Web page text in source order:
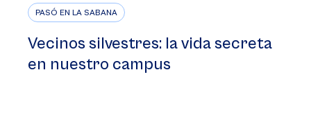
PASÓ EN LA SABANA
Vecinos silvestres: la vida secreta
en nuestro campus